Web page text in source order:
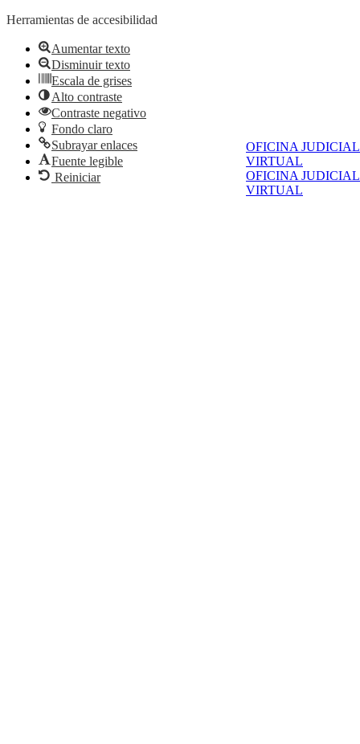
OFICINA JUDICIAL
VIRTUAL
OFICINA JUDICIAL
VIRTUAL
Herramientas de accesibilidad
Aumentar texto
Disminuir texto
Escala de grises
Alto contraste
Contraste negativo
Fondo claro
Subrayar enlaces
Fuente legible
Reiniciar